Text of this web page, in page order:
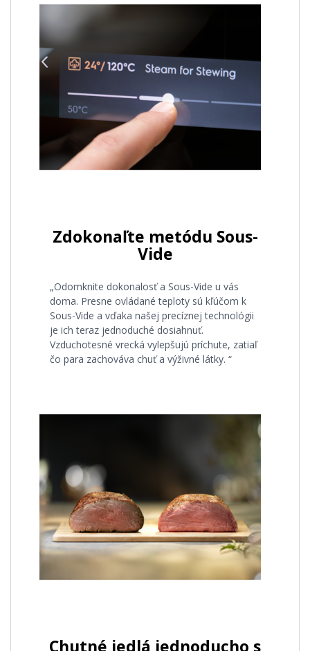
Zdokonaľte metódu Sous-
Vide
„Odomknite dokonalosť a Sous-Vide u vás
doma. Presne ovládané teploty sú kľúčom k
Sous-Vide a vďaka našej precíznej technológii
je ich teraz jednoduché dosiahnuť.
Vzduchotesné vrecká vylepšujú príchute, zatiaľ
čo para zachováva chuť a výživné látky. “
Chutné jedlá jednoducho s